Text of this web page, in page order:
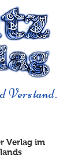
Verstand.
Verlag im